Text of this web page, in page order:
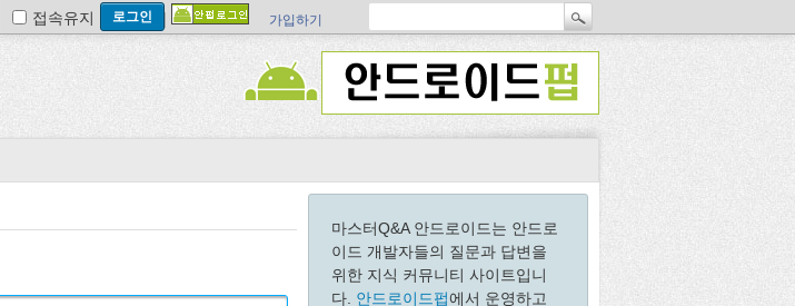
접속유지 가입하기
마스터Q&A 안드로이드는 안드로
이드 개발자들의 질문과 답변을
위한 지식 커뮤니티 사이트입니
다. 안드로이드펍에서 운영하고